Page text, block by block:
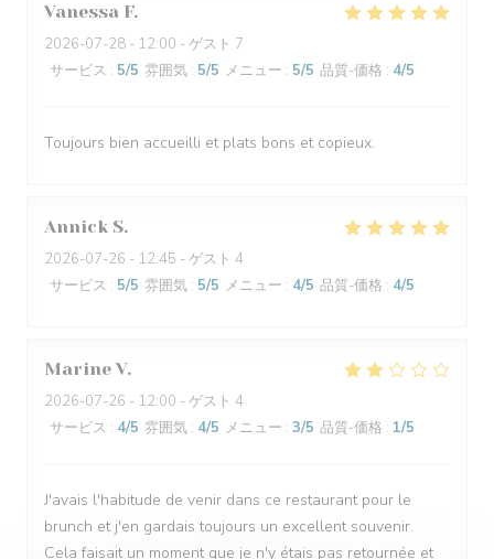
Vanessa F
2026-07-28 - 12:00 - ゲスト 7
サービス : 5/5 雰囲気 : 5/5 メニュー : 5/5 品質-価格 : 4/5
Toujours bien accueilli et plats bons et copieux.
Annick S
2026-07-26 - 12:45 - ゲスト 4
サービス : 5/5 雰囲気 : 5/5 メニュー : 4/5 品質-価格 : 4/5
Marine V
2026-07-26 - 12:00 - ゲスト 4
サービス : 4/5 雰囲気 : 4/5 メニュー : 3/5 品質-価格 : 1/5
J'avais l'habitude de venir dans ce restaurant pour le
brunch et j'en gardais toujours un excellent souvenir.
Cela faisait un moment que je n'y étais pas retournée et